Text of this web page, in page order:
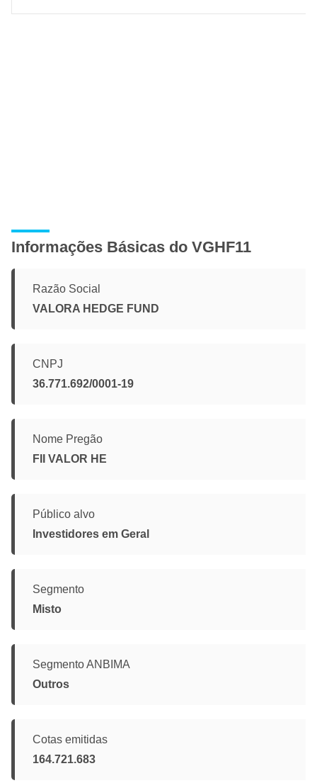
Informações Básicas do VGHF11
Razão Social
VALORA HEDGE FUND
CNPJ
36.771.692/0001-19
Nome Pregão
FII VALOR HE
Público alvo
Investidores em Geral
Segmento
Misto
Segmento ANBIMA
Outros
Cotas emitidas
164.721.683